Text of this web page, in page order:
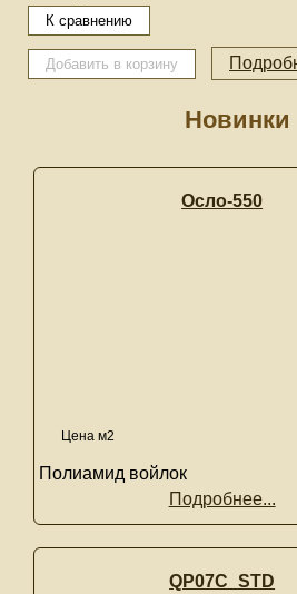
Новинки
Осло-550
Цена м2
Полиамид войлок
Подробнее...
QP07C_STD